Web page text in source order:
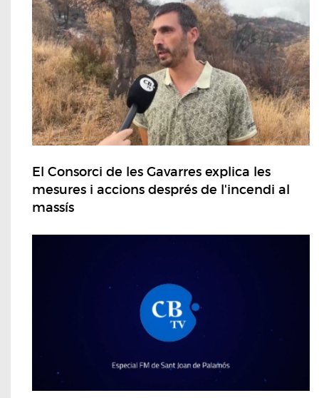
El Consorci de les Gavarres explica les
mesures i accions després de l'incendi al
massís